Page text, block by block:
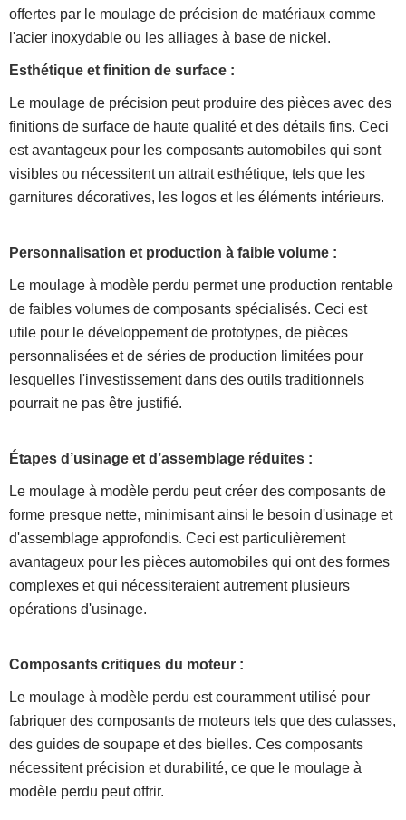
offertes par le moulage de précision de matériaux comme
l'acier inoxydable ou les alliages à base de nickel.
Esthétique et finition de surface :
Le moulage de précision peut produire des pièces avec des
finitions de surface de haute qualité et des détails fins. Ceci
est avantageux pour les composants automobiles qui sont
visibles ou nécessitent un attrait esthétique, tels que les
garnitures décoratives, les logos et les éléments intérieurs.
Personnalisation et production à faible volume :
Le moulage à modèle perdu permet une production rentable
de faibles volumes de composants spécialisés. Ceci est
utile pour le développement de prototypes, de pièces
personnalisées et de séries de production limitées pour
lesquelles l'investissement dans des outils traditionnels
pourrait ne pas être justifié.
Étapes d’usinage et d’assemblage réduites :
Le moulage à modèle perdu peut créer des composants de
forme presque nette, minimisant ainsi le besoin d'usinage et
d'assemblage approfondis. Ceci est particulièrement
avantageux pour les pièces automobiles qui ont des formes
complexes et qui nécessiteraient autrement plusieurs
opérations d'usinage.
Composants critiques du moteur :
Le moulage à modèle perdu est couramment utilisé pour
fabriquer des composants de moteurs tels que des culasses,
des guides de soupape et des bielles. Ces composants
nécessitent précision et durabilité, ce que le moulage à
modèle perdu peut offrir.